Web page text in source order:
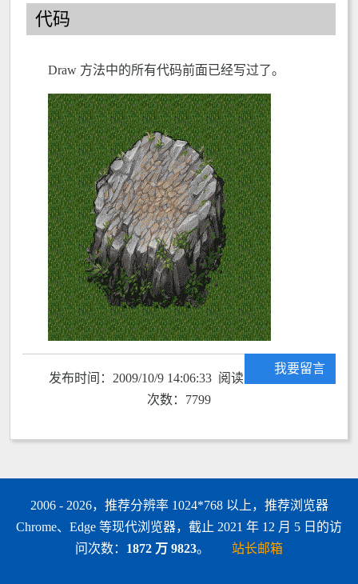
代码
Draw 方法中的所有代码前面已经写过了。
我要留言
发布时间：2009/10/9 14:06:33 阅读
次数：7799
2006 - 2026，推荐分辨率 1024*768 以上，推荐浏览器
Chrome、Edge 等现代浏览器，截止 2021 年 12 月 5 日的访
问次数： 1872 万 9823。 站长邮箱